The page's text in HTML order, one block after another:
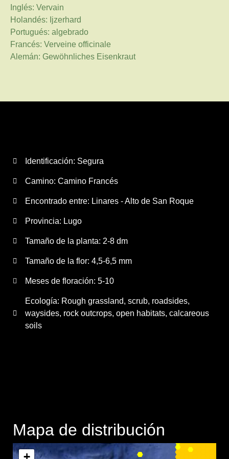
Inglés: Vervain
Holandés: Ijzerhard
Portugués: algebrado
Francés: Verveine officinale
Alemán: Gewöhnliches Eisenkraut
Identificación: Segura
Camino: Camino Francés
Encontrado entre: Linares - Alto de San Roque
Provincia: Lugo
Tamaño de la planta: 2-8 dm
Tamaño de la flor: 4,5-6,5 mm
Meses de floración: 5-10
Ecología: Rough grassland, scrub, roadsides,
waysides, rock outcrops, open habitats, calcareous
soils
Mapa de distribución